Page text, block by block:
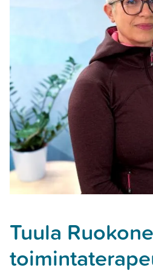
Tuula